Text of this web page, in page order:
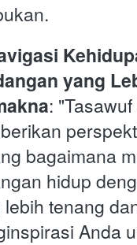
yang
:
bagaimana
hidup
tenang
Anda